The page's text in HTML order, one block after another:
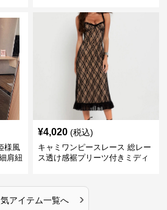
様風
肩紐
¥4,020 (税込)
キャミワンピースレース 総レー
ス透け感裾プリーツ付きミディ
気アイテム一覧へ ›